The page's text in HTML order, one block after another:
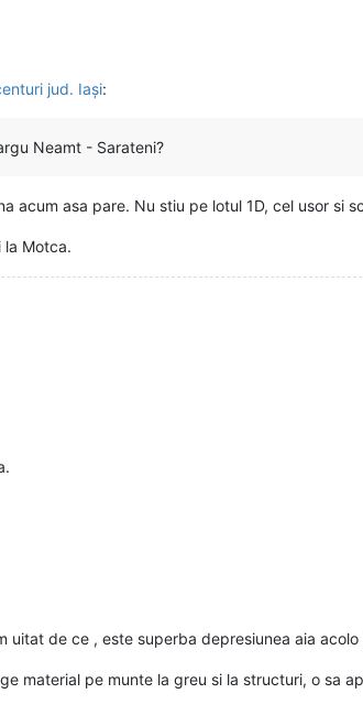
jud. Iași:
Neamt - Sarateni?
acum asa pare. Nu stiu pe lotul 1D, cel usor si
la Motca.
uitat de ce , este superba depresiunea aia
material pe munte la greu si la structuri, o sa